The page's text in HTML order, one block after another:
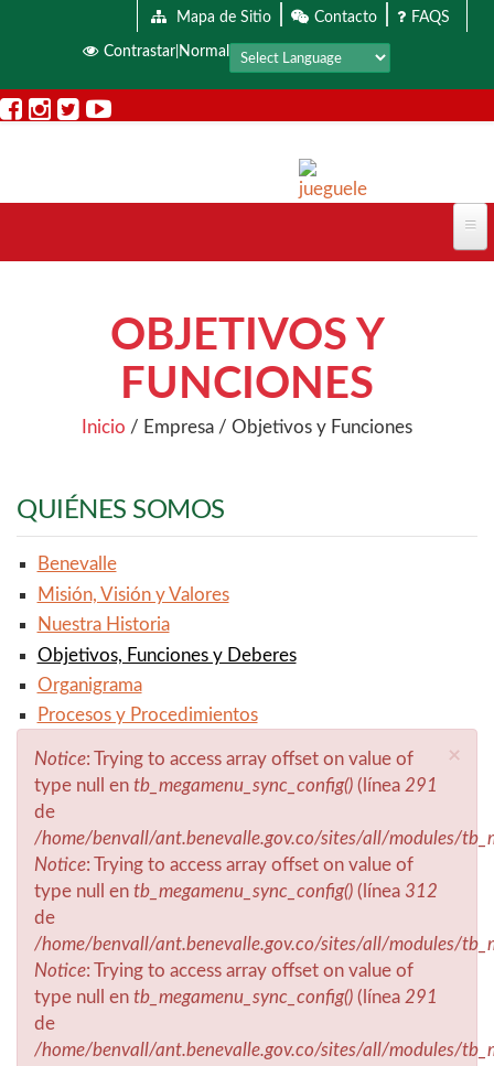
Pasar al contenido principalMapa de Sitio| Contacto| FAQS
Contrastar| Normal
OBJETIVOS Y
FUNCIONES
Inicio / Empresa / Objetivos y Funciones
QUIÉNES SOMOS
Benevalle
Misión, Visión y Valores
Nuestra Historia
Objetivos, Funciones y Deberes
Organigrama
Procesos y Procedimientos
×
Mensaje de error
Notice: Trying to access array offset on value of
type null en tb_megamenu_sync_config() (línea 291
de
/home/benvall/ant.benevalle.gov.co/sites/all/modules/
Notice: Trying to access array offset on value of
type null en tb_megamenu_sync_config() (línea 312
de
/home/benvall/ant.benevalle.gov.co/sites/all/modules/
Notice: Trying to access array offset on value of
type null en tb_megamenu_sync_config() (línea 291
de
/home/benvall/ant.benevalle.gov.co/sites/all/modules/